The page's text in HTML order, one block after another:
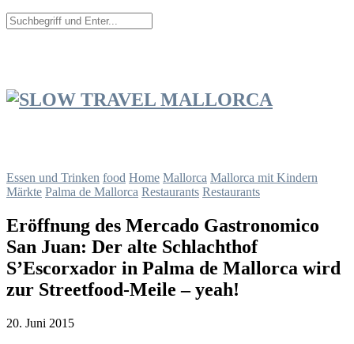
Essen und Trinken food Home Mallorca Mallorca mit Kindern
Märkte Palma de Mallorca Restaurants Restaurants
Eröffnung des Mercado Gastronomico
San Juan: Der alte Schlachthof
S’Escorxador in Palma de Mallorca wird
zur Streetfood-Meile – yeah!
20. Juni 2015